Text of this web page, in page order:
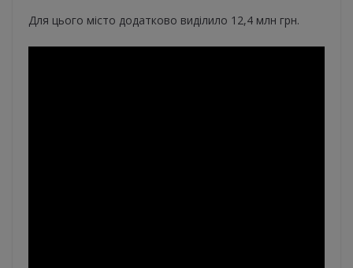
Для цього місто додатково виділило 12,4 млн грн.